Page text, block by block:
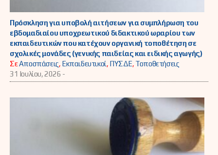
Πρόσκληση για υποβολή αιτήσεων για συμπλήρωση του
εβδομαδιαίου υποχρεωτικού διδακτικού ωραρίου των
εκπαιδευτικών που κατέχουν οργανική τοποθέτηση σε
σχολικές μονάδες (γενικής παιδείας και ειδικής αγωγής)
ΣεΑποσπάσεις, Εκπαιδευτικοί, ΠΥΣΔΕ, Τοποθετήσεις
31 Ιουλίου, 2026 -